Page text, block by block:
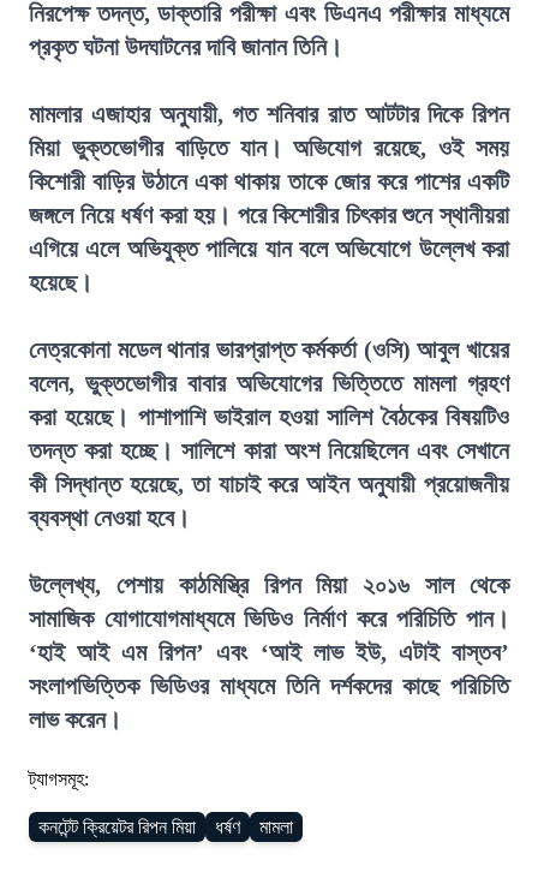
নিরপেক্ষ তদন্ত, ডাক্তারি পরীক্ষা এবং ডিএনএ পরীক্ষার মাধ্যমে
প্রকৃত ঘটনা উদঘাটনের দাবি জানান তিনি।
মামলার এজাহার অনুযায়ী, গত শনিবার রাত আটটার দিকে রিপন
মিয়া ভুক্তভোগীর বাড়িতে যান। অভিযোগ রয়েছে, ওই সময়
কিশোরী বাড়ির উঠানে একা থাকায় তাকে জোর করে পাশের একটি
জঙ্গলে নিয়ে ধর্ষণ করা হয়। পরে কিশোরীর চিৎকার শুনে স্থানীয়রা
এগিয়ে এলে অভিযুক্ত পালিয়ে যান বলে অভিযোগে উল্লেখ করা
হয়েছে।
নেত্রকোনা মডেল থানার ভারপ্রাপ্ত কর্মকর্তা (ওসি) আবুল খায়ের
বলেন, ভুক্তভোগীর বাবার অভিযোগের ভিত্তিতে মামলা গ্রহণ
করা হয়েছে। পাশাপাশি ভাইরাল হওয়া সালিশ বৈঠকের বিষয়টিও
তদন্ত করা হচ্ছে। সালিশে কারা অংশ নিয়েছিলেন এবং সেখানে
কী সিদ্ধান্ত হয়েছে, তা যাচাই করে আইন অনুযায়ী প্রয়োজনীয়
ব্যবস্থা নেওয়া হবে।
উল্লেখ্য, পেশায় কাঠমিস্ত্রি রিপন মিয়া ২০১৬ সাল থেকে
সামাজিক যোগাযোগমাধ্যমে ভিডিও নির্মাণ করে পরিচিতি পান।
‘হাই আই এম রিপন’ এবং ‘আই লাভ ইউ, এটাই বাস্তব’
সংলাপভিত্তিক ভিডিওর মাধ্যমে তিনি দর্শকদের কাছে পরিচিতি
লাভ করেন।
ট্যাগসমূহ:
কনটেন্ট ক্রিয়েটর রিপন মিয়া ধর্ষণ মামলা